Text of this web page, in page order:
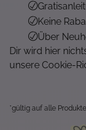
Keine
Über
Dir wird hier
unsere Cookie-
*gültig auf alle